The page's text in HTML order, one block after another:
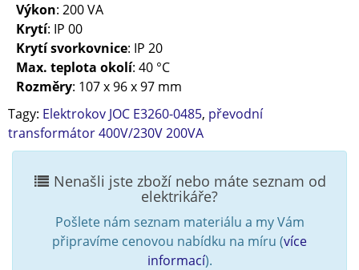
Výkon: 200 VA
Krytí: IP 00
Krytí svorkovnice: IP 20
Max. teplota okolí: 40 °C
Rozměry: 107 x 96 x 97 mm
Tagy: Elektrokov JOC E3260-0485, převodní
transformátor 400V/230V 200VA
Nenašli jste zboží nebo máte seznam od
elektrikáře?
Pošlete nám seznam materiálu a my Vám
připravíme cenovou nabídku na míru (více
informací).